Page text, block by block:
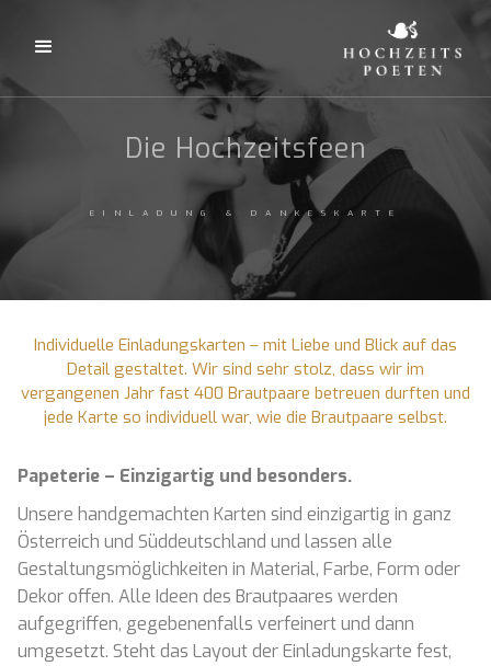
Die Hochzeitsfeen
EINLADUNG & DANKESKARTE
Individuelle Einladungskarten – mit Liebe und Blick auf das
Detail gestaltet. Wir sind sehr stolz, dass wir im
vergangenen Jahr fast 400 Brautpaare betreuen durften und
jede Karte so individuell war, wie die Brautpaare selbst.
Papeterie – Einzigartig und besonders.
​Unsere handgemachten Karten sind einzigartig in ganz
Österreich und Süddeutschland und lassen alle
Gestaltungsmöglichkeiten in Material, Farbe, Form oder
Dekor offen. Alle Ideen des Brautpaares werden
aufgegriffen, gegebenenfalls verfeinert und dann
umgesetzt. Steht das Layout der Einladungskarte fest,